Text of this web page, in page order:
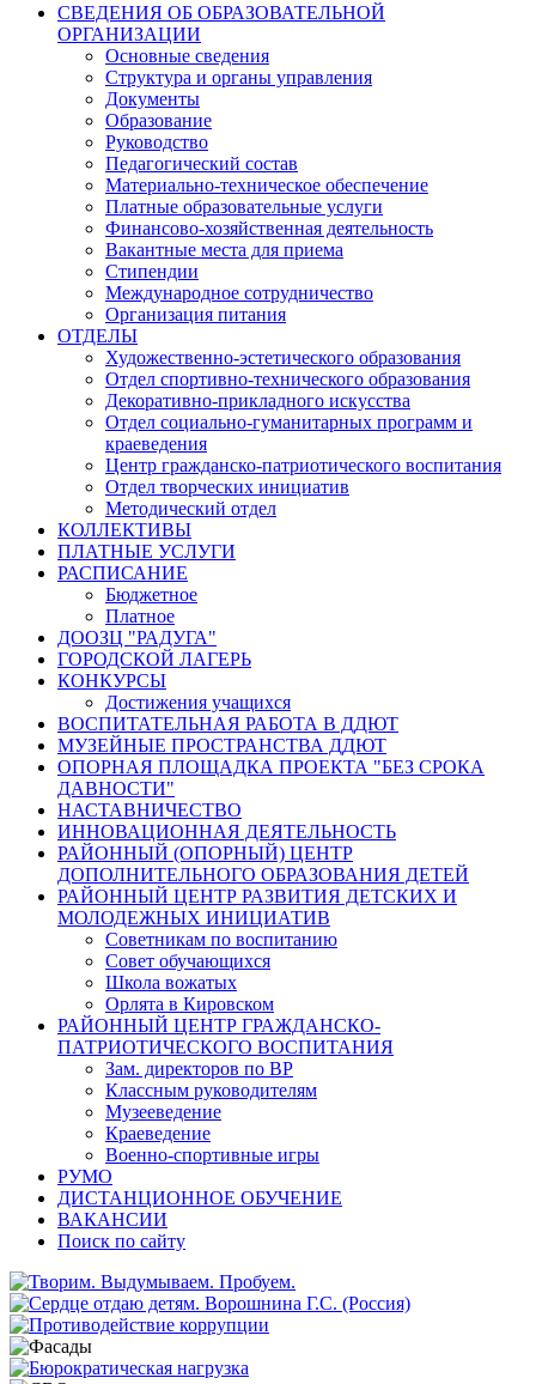
СВЕДЕНИЯ ОБ ОБРАЗОВАТЕЛЬНОЙ
ОРГАНИЗАЦИИ
Основные сведения
Структура и органы управления
Документы
Образование
Руководство
Педагогический состав
Материально-техническое обеспечение
Платные образовательные услуги
Финансово-хозяйственная деятельность
Вакантные места для приема
Стипендии
Международное сотрудничество
Организация питания
ОТДЕЛЫ
Художественно-эстетического образования
Отдел спортивно-технического образования
Декоративно-прикладного искусства
Отдел социально-гуманитарных программ и
краеведения
Центр гражданско-патриотического воспитания
Отдел творческих инициатив
Методический отдел
КОЛЛЕКТИВЫ
ПЛАТНЫЕ УСЛУГИ
РАСПИСАНИЕ
Бюджетное
Платное
ДООЗЦ "РАДУГА"
ГОРОДСКОЙ ЛАГЕРЬ
КОНКУРСЫ
Достижения учащихся
ВОСПИТАТЕЛЬНАЯ РАБОТА В ДДЮТ
МУЗЕЙНЫЕ ПРОСТРАНСТВА ДДЮТ
ОПОРНАЯ ПЛОЩАДКА ПРОЕКТА "БЕЗ СРОКА
ДАВНОСТИ"
НАСТАВНИЧЕСТВО
ИННОВАЦИОННАЯ ДЕЯТЕЛЬНОСТЬ
РАЙОННЫЙ (ОПОРНЫЙ) ЦЕНТР
ДОПОЛНИТЕЛЬНОГО ОБРАЗОВАНИЯ ДЕТЕЙ
РАЙОННЫЙ ЦЕНТР РАЗВИТИЯ ДЕТСКИХ И
МОЛОДЕЖНЫХ ИНИЦИАТИВ
Советникам по воспитанию
Совет обучающихся
Школа вожатых
Орлята в Кировском
РАЙОННЫЙ ЦЕНТР ГРАЖДАНСКО-
ПАТРИОТИЧЕСКОГО ВОСПИТАНИЯ
Зам. директоров по ВР
Классным руководителям
Музееведение
Краеведение
Военно-спортивные игры
РУМО
ДИСТАНЦИОННОЕ ОБУЧЕНИЕ
ВАКАНСИИ
Поиск по сайту